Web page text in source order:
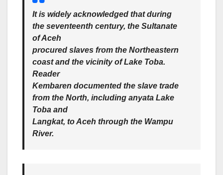
It is widely acknowledged that during
the seventeenth century, the Sultanate
of Aceh
procured slaves from the Northeastern
coast and the vicinity of Lake Toba.
Reader
Kembaren documented the slave trade
from the North, including anyata Lake
Toba and
Langkat, to Aceh through the Wampu
River.